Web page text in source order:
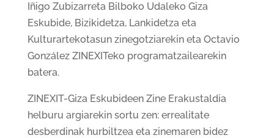
Iñigo Zubizarreta Bilboko Udaleko Giza
Eskubide, Bizikidetza, Lankidetza eta
Kulturartekotasun zinegotziarekin eta Octavio
González ZINEXITeko programatzailearekin
batera.
ZINEXIT-Giza Eskubideen Zine Erakustaldia
helburu argiarekin sortu zen: errealitate
desberdinak hurbiltzea eta zinemaren bidez